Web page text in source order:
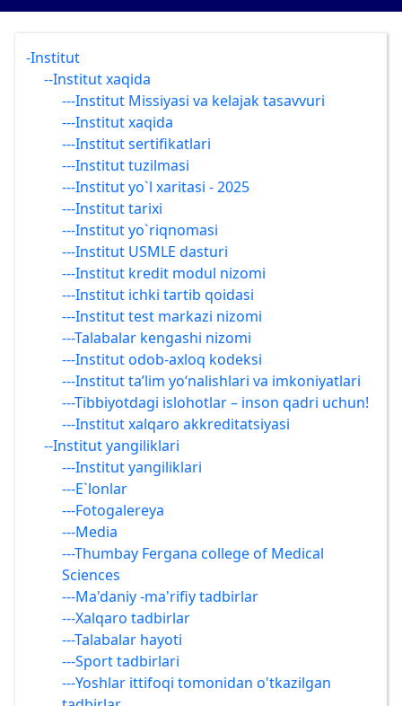
-Institut
--Institut xaqida
---Institut Missiyasi va kelajak tasavvuri
---Institut xaqida
---Institut sertifikatlari
---Institut tuzilmasi
---Institut yo`l xaritasi - 2025
---Institut tarixi
---Institut yo`riqnomasi
---Institut USMLE dasturi
---Institut kredit modul nizomi
---Institut ichki tartib qoidasi
---Institut test markazi nizomi
---Talabalar kengashi nizomi
---Institut odob-axloq kodeksi
---Institut ta’lim yo‘nalishlari va imkoniyatlari
---Tibbiyotdagi islohotlar – inson qadri uchun!
---Institut xalqaro akkreditatsiyasi
--Institut yangiliklari
---Institut yangiliklari
---E`lonlar
---Fotogalereya
---Media
---Thumbay Fergana college of Medical
Sciences
---Ma'daniy -ma'rifiy tadbirlar
---Xalqaro tadbirlar
---Talabalar hayoti
---Sport tadbirlari
---Yoshlar ittifoqi tomonidan o'tkazilgan